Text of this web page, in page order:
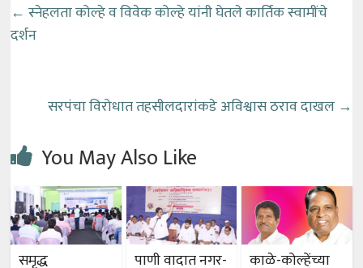
← स्नेहलता कोल्हे व विवेक कोल्हे यांनी घेतले कार्तिक स्वामींचे
दर्शन
सरपंचा विरोधात तहसीलदारांकडे अविश्वास ठराव दाखल →
You May Also Like
समृद्ध पाणी वादात नगर- काळे-कोल्हेंच्या